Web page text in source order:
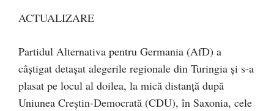
ACTUALIZARE
Partidul Alternativa pentru Germania (AfD) a
câştigat detaşat alegerile regionale din Turingia şi s-a
plasat pe locul al doilea, la mică distanţă după
Uniunea Creştin-Democrată (CDU), în Saxonia, cele